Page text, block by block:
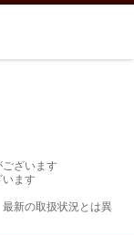
ざいます
ます
新の取扱状況とは異